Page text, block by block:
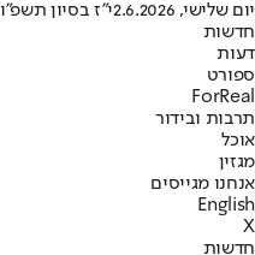
יום שלישי, 2.6.2026
י"ז בסיון תשפ"ו
חדשות
דעות
ספורט
ForReal
תרבות ובידור
אוכל
מגזין
אנחנו מגייסים
English
X
חדשות